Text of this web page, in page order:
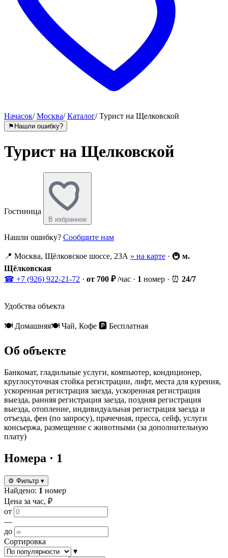
Начасок/ Москва/ Каталог/ Турист на Щелковской
⚑ Нашли ошибку?
Турист на Щелковской
Гостиница
В избранное
Нашли ошибку? Сообщите нам
📍 Москва, Щёлковское шоссе, 23А » на карте · 🚇 м.
Щёлковская
☎ +7 (926) 922-21-72 · от 700 ₽/час · 1 номер · ⏰ 24/7
Удобства объекта
🍽 Домашняя🍽 Чай, Кофе 🅿️ Бесплатная
Об объекте
Банкомат, гладильные услуги, компьютер, кондиционер,
круглосуточная стойка регистрации, лифт, места для курения,
ускоренная регистрация заезда, ускоренная регистрация
выезда, ранняя регистрация заезда, поздняя регистрация
выезда, отопление, индивидуальная регистрация заезда и
отъезда, фен (по запросу), прачечная, пресса, сейф, услуги
консьержа, размещение с животными (за дополнительную
плату)
Номера · 1
⚙ Фильтр ▾
Найдено: 1 номер
Цена за час, ₽
от
—
до
Сортировка
▾